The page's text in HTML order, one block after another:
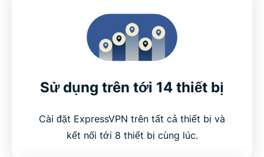
Sử dụng trên tới 14 thiết bị
Cài đặt ExpressVPN trên tất cả thiết bị và
kết nối tới 8 thiết bị cùng lúc.